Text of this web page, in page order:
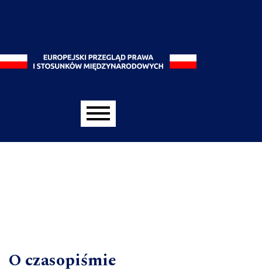
Main menu
O czasopiśmie